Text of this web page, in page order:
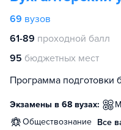
69 вузов
61-89 проходной балл
95 бюджетных мест
Программа подготовки
Экзамены в 68 вузах:
обществознание Все